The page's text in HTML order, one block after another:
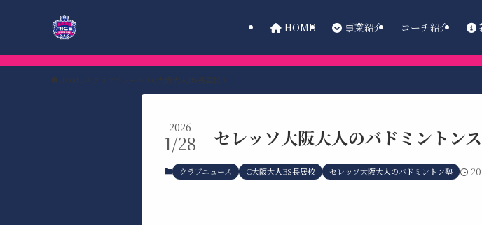
HOME 事業紹介 コーチ紹介
HOME クラブニュース C大阪大人BS長居校
セレッソ大阪大人のバドミント
2026
1/28
クラブニュース C大阪大人BS長居校 セレッソ大阪大人のバドミントン塾